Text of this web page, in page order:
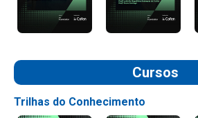
Cursos
Trilhas do Conhecimento